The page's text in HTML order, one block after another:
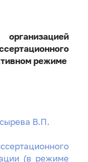
режиме
В.П.
(в режиме